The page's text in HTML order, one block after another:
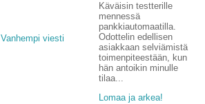
Vanhempi viesti
Käväisin testterille
mennessä
pankkiautomaatilla.
Odottelin edellisen
asiakkaan selviämistä
toimenpiteestään, kun
hän antoikin minulle
tilaa...
Lomaa ja arkea!